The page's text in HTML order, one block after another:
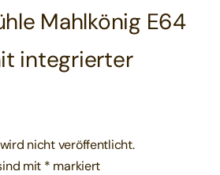
Mahlkönig E64
integrierter
nicht veröffentlicht.
mit * markiert